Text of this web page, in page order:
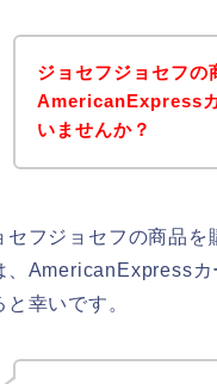
ジョセフジョセフの
AmericanExpress
いませんか？
セフジョセフの商品
、AmericanExpress
幸いです。